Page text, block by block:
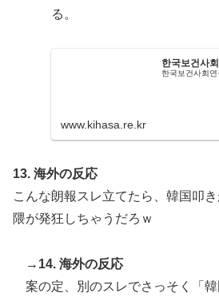
る。
한국보건사
한국보건사회연
www.kihasa.re.kr
13. 海外の反応
こんな朗報スレ立てたら、韓国叩
隈が発狂しちゃうだろｗ
→14. 海外の反応
案の定、別のスレでさっそく「